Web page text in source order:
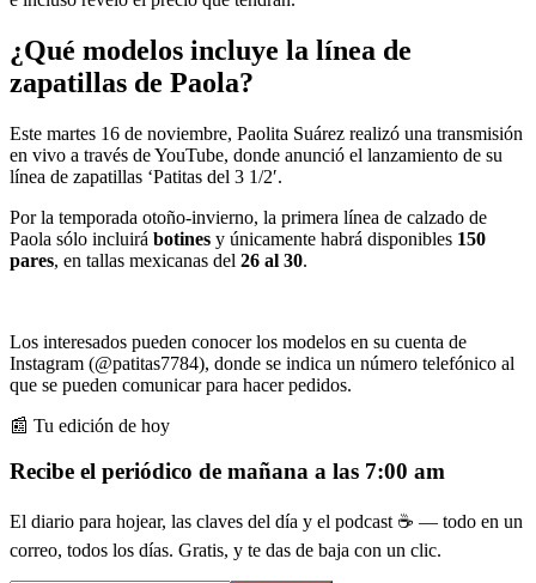
¿Qué modelos incluye la línea de
zapatillas de Paola?
Este martes 16 de noviembre, Paolita Suárez realizó una transmisión
en vivo a través de YouTube, donde anunció el lanzamiento de su
línea de zapatillas ‘Patitas del 3 1/2′.
Por la temporada otoño-invierno, la primera línea de calzado de
Paola sólo incluirá botines y únicamente habrá disponibles 150
pares, en tallas mexicanas del 26 al 30.
Los interesados pueden conocer los modelos en su cuenta de
Instagram (@patitas7784), donde se indica un número telefónico al
que se pueden comunicar para hacer pedidos.
📰 Tu edición de hoy
Recibe el periódico de mañana a las 7:00 am
El diario para hojear, las claves del día y el podcast ☕ — todo en un
correo, todos los días. Gratis, y te das de baja con un clic.